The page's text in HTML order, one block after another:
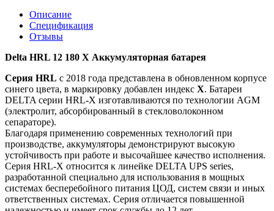
Описание
Спецификация
Отзывы
Delta HRL 12 180 X Аккумуляторная батарея
Серия HRL с 2018 года представлена в обновленном корпусе
синего цвета, в маркировку добавлен индекс X. Батареи
DELTA серии HRL-X изготавливаются по технологии AGM
(электролит, абсорбированный в стекловолоконном
сепараторе).
Благодаря применению современных технологий при
производстве, аккумуляторы демонстрируют высокую
устойчивость при работе и высочайшее качество исполнения.
Серия HRL-X относится к линейке DELTA UPS series,
разработанной специально для использования в мощных
системах бесперебойного питания ЦОД, систем связи и иных
ответственных системах. Серия отличается повышенной